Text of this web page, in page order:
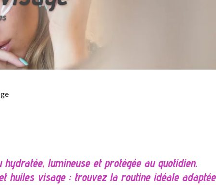
lumineuse et protégée au quotidien.
huiles visage : trouvez la routine idéale adaptée